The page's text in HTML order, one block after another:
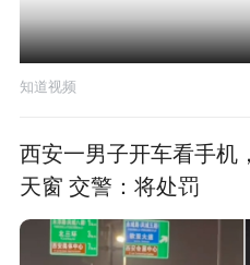
知道视频
西安一男子开车看手机
天窗 交警：将处罚